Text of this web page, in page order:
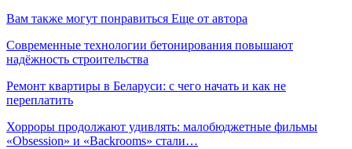
Вам также могут понравиться Еще от автора
Современные технологии бетонирования повышают
надёжность строительства
Ремонт квартиры в Беларуси: с чего начать и как не
переплатить
Хорроры продолжают удивлять: малобюджетные фильмы
«Obsession» и «Backrooms» стали…